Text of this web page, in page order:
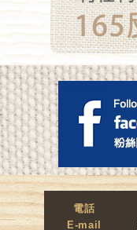
電話
E-mail